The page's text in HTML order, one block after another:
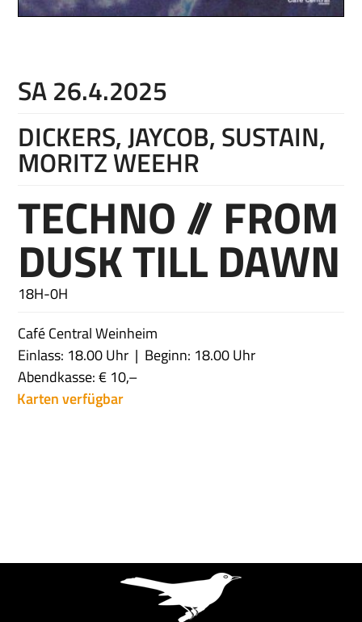
SA 26.4.2025
DICKERS, JAYCOB, SUSTAIN,
MORITZ WEEHR
TECHNO // FROM
DUSK TILL DAWN
18H-0H
Café Central Weinheim
Einlass: 18.00 Uhr
Beginn: 18.00 Uhr
Abendkasse: € 10,–
Karten verfügbar